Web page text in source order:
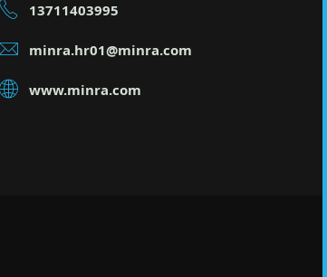
13711403995
minra.hr01@minra.com
www.minra.com